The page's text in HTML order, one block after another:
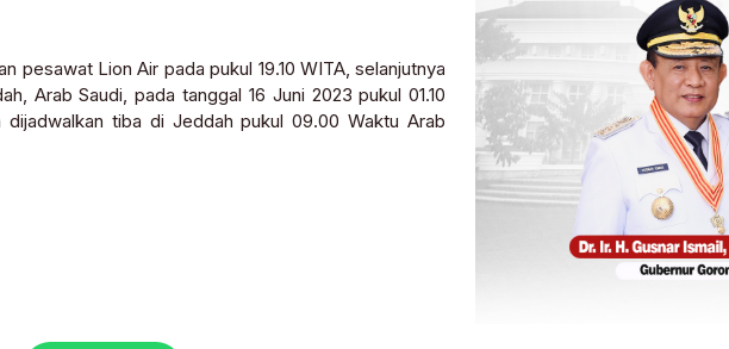
pesawat Lion Air pada pukul 19.10 WITA, selanjutnya
Arab Saudi, pada tanggal 16 Juni 2023 pukul 01.10
dijadwalkan tiba di Jeddah pukul 09.00 Waktu Arab